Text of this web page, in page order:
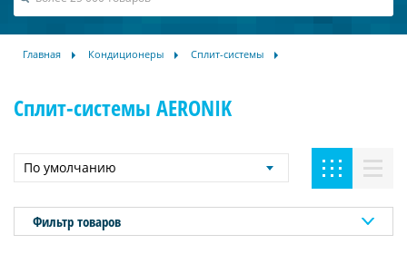
Главная Кондиционеры Сплит-системы
Сплит-системы AERONIK
По умолчанию
Фильтр товаров